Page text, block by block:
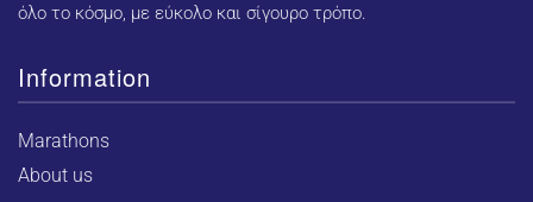
όλο το κόσμο, με εύκολο και σίγουρο τρόπο.
Information
Marathons
About us